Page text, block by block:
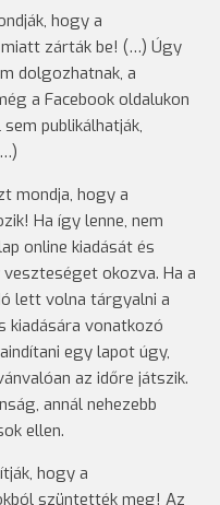
hogy a
zárták be! (…) Úgy
dolgozhatnak, a
a Facebook oldalukon
publikálhatják,
mondja, hogy a
Ha így lenne, nem
online kiadását és
okozva. Ha a
lett volna tárgyalni a
kiadására vonatkozó
egy lapot úgy,
az időre játszik.
annál nehezebb
ellen.
hogy a
szüntették meg! Az